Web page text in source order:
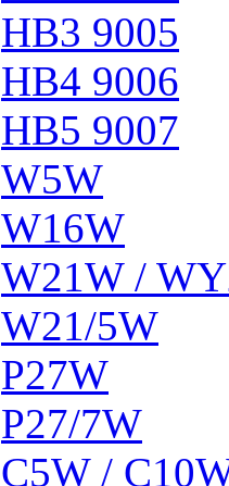
HB3 9005
HB4 9006
HB5 9007
W5W
W16W
W21W /
W21/5W
P27W
P27/7W
C5W /